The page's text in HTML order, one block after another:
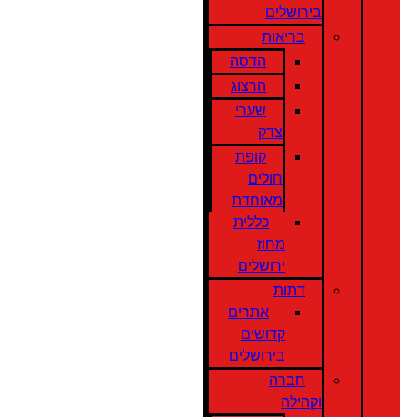
בירושלים
בריאות
הדסה
הרצוג
שערי
צדק
קופת
חולים
מאוחדת
כללית
מחוז
ירושלים
דתות
אתרים
קדושים
בירושלים
חברה
וקהילה